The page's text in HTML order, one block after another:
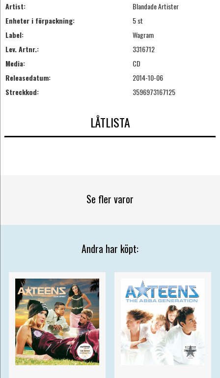
Artist:
Blandade Artister
Enheter i förpackning:
5 st
Label:
Wagram
Lev. Artnr.:
3316712
Media:
CD
Releasedatum:
2014-10-06
Streckkod:
3596973167125
LÅTLISTA
Se fler varor
Andra har köpt: